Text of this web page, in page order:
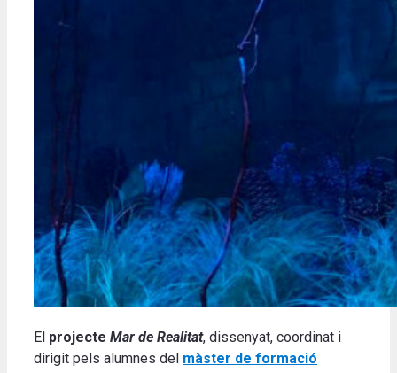
El projecte Mar de Realitat, dissenyat, coordinat i
dirigit pels alumnes del màster de formació